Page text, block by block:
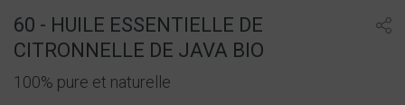
60 - HUILE ESSENTIELLE DE
CITRONNELLE DE JAVA BIO
100% pure et naturelle